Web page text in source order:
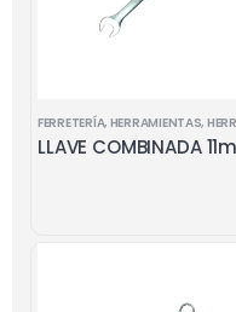
FERRETERÍA, HERRAMIENTAS, HERRAMIENTAS MANUALES